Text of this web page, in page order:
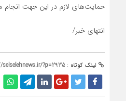
حمایت‌های لازم در این جهت
انتهای خبر/
لینک کوتاه : ?p=2935